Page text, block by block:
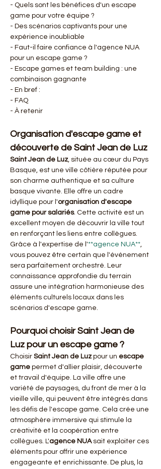
- Quels sont les bénéfices d'un escape
game pour votre équipe ?
- Des scénarios captivants pour une
expérience inoubliable
- Faut-il faire confiance à l'agence NUA
pour un escape game ?
- Escape games et team building : une
combinaison gagnante
- En bref :
- FAQ
- À retenir
Organisation d'escape game et
découverte de Saint Jean de Luz
Saint Jean de Luz, située au cœur du Pays
Basque, est une ville côtière réputée pour
son charme authentique et sa culture
basque vivante. Elle offre un cadre
idyllique pour l'organisation d'escape
game pour salariés. Cette activité est un
excellent moyen de découvrir la ville tout
en renforçant les liens entre collègues.
Grâce à l'expertise de l'**agence NUA**,
vous pouvez être certain que l'événement
sera parfaitement orchestré. Leur
connaissance approfondie du terrain
assure une intégration harmonieuse des
éléments culturels locaux dans les
scénarios d'escape game.
Pourquoi choisir Saint Jean de
Luz pour un escape game ?
Choisir Saint Jean de Luz pour un escape
game permet d'allier plaisir, découverte
et travail d'équipe. La ville offre une
variété de paysages, du front de mer à la
vieille ville, qui peuvent être intégrés dans
les défis de l'escape game. Cela crée une
atmosphère immersive qui stimule la
créativité et la coopération entre
collègues. L'agence NUA sait exploiter ces
éléments pour offrir une expérience
engageante et enrichissante. De plus, la